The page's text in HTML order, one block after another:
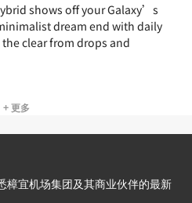
shows off your Galaxy’s
dream end with daily
clear from drops and
+ 更多
樟宜机场集团及其商业伙伴的最新